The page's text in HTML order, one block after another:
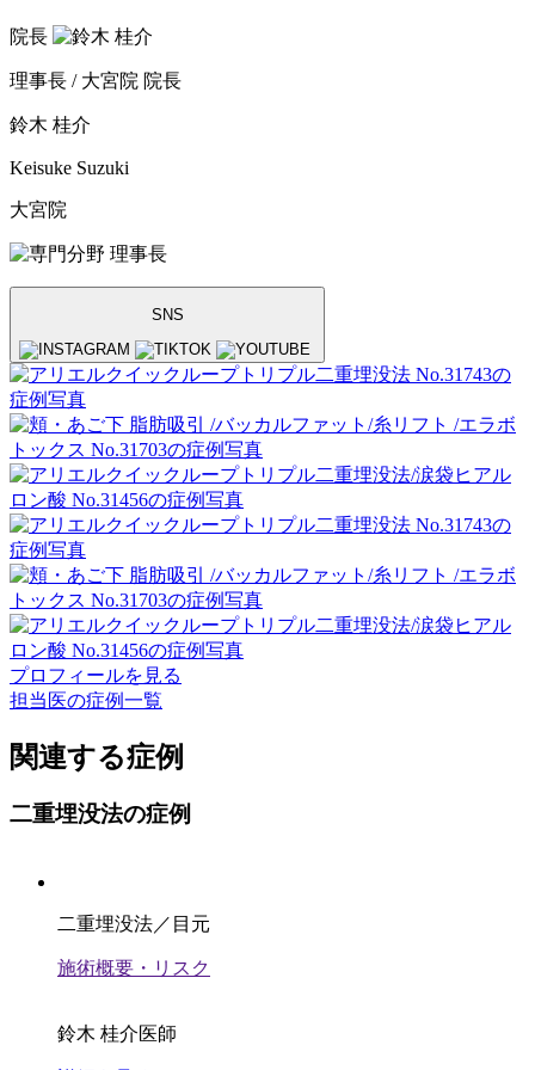
院長
理事長 / 大宮院 院長
鈴木 桂介
Keisuke Suzuki
大宮院
理事長
SNS
プロフィールを見る
担当医の症例一覧
関連する症例
二重埋没法の症例
二重埋没法／目元
施術概要・リスク
鈴木 桂介医師